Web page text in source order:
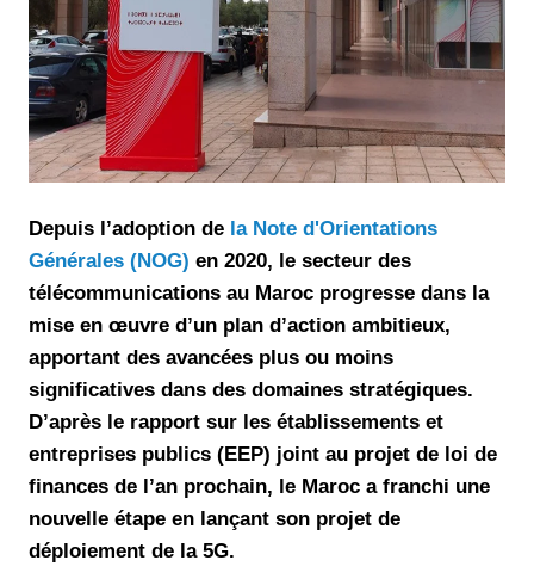
Depuis l’adoption de la Note d'Orientations
Générales (NOG) en 2020, le secteur des
télécommunications au Maroc progresse dans la
mise en œuvre d’un plan d’action ambitieux,
apportant des avancées plus ou moins
significatives dans des domaines stratégiques.
D’après le rapport sur les établissements et
entreprises publics (EEP) joint au projet de loi de
finances de l’an prochain, le Maroc a franchi une
nouvelle étape en lançant son projet de
déploiement de la 5G.